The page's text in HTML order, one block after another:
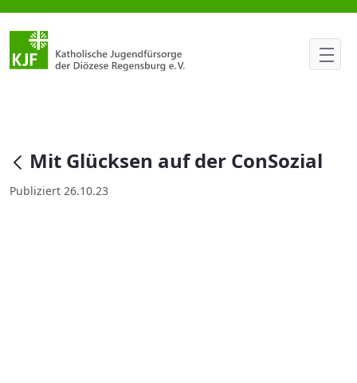
Mit Glücksen auf der ConSozial
null
Mit Glücksen auf der ConSozial
Publiziert 26.10.23